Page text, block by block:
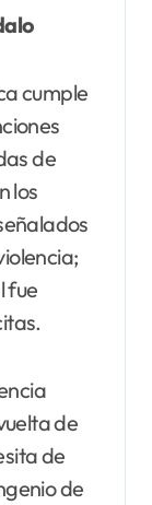
cumple
de
los
fue
de
de
de